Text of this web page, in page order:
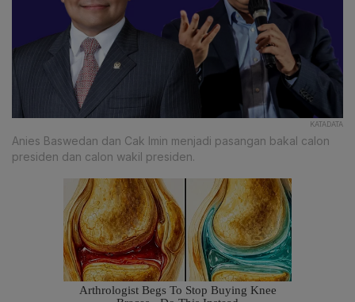
KATADATA
Anies Baswedan dan Cak Imin menjadi pasangan bakal calon
presiden dan calon wakil presiden.